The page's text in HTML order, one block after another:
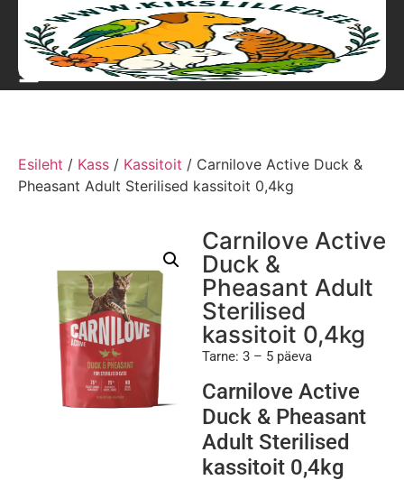
Esileht / Kass / Kassitoit / Carnilove Active Duck &
Pheasant Adult Sterilised kassitoit 0,4kg
Carnilove Active
Duck &
Pheasant Adult
Sterilised
kassitoit 0,4kg
Tarne: 3 – 5 päeva
Carnilove Active
Duck & Pheasant
Adult Sterilised
kassitoit 0,4kg